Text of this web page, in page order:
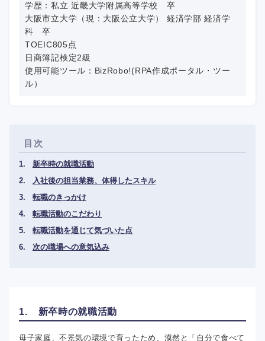
学歴：私立 近畿大学附属高等学校 卒
大阪市立大学（現：大阪公立大学） 経済学部 経済学
科 卒
TOEIC805点
日商簿記検定2級
使用可能ツール：BizRobo!(RPA作成ポータル・ツー
ル）
目次
新卒時の就職活動
入社後の担当業務、体得したスキル
転職のきっかけ
転職活動のこだわり
転職活動を通じて気づいた点
次の職場への意気込み
1. 新卒時の就職活動
母子家庭、不景気の環境で育ったため、漠然と「自分で食べて